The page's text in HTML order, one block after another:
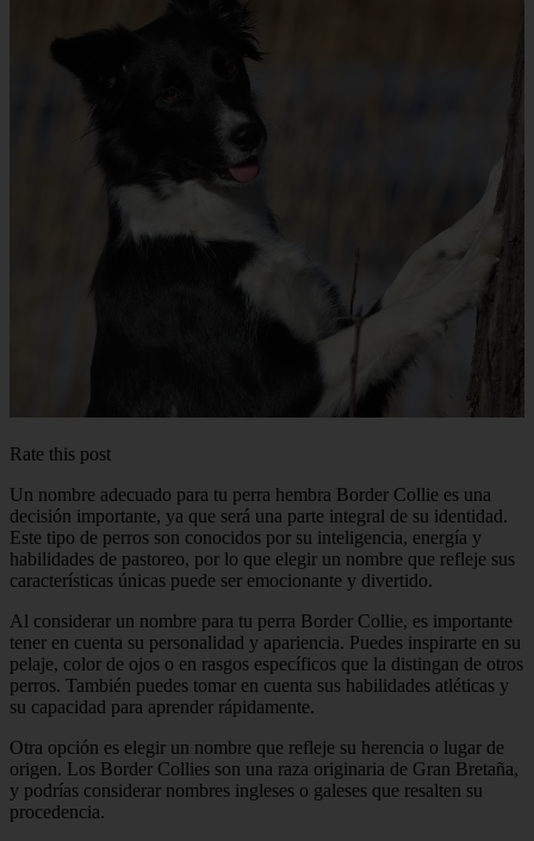
Rate this post
Un nombre adecuado para tu perra hembra Border Collie es una
decisión importante, ya que será una parte integral de su identidad.
Este tipo de perros son conocidos por su inteligencia, energía y
habilidades de pastoreo, por lo que elegir un nombre que refleje sus
características únicas puede ser emocionante y divertido.
Al considerar un nombre para tu perra Border Collie, es importante
tener en cuenta su personalidad y apariencia. Puedes inspirarte en su
pelaje, color de ojos o en rasgos específicos que la distingan de otros
perros. También puedes tomar en cuenta sus habilidades atléticas y
su capacidad para aprender rápidamente.
Otra opción es elegir un nombre que refleje su herencia o lugar de
origen. Los Border Collies son una raza originaria de Gran Bretaña,
y podrías considerar nombres ingleses o galeses que resalten su
procedencia.